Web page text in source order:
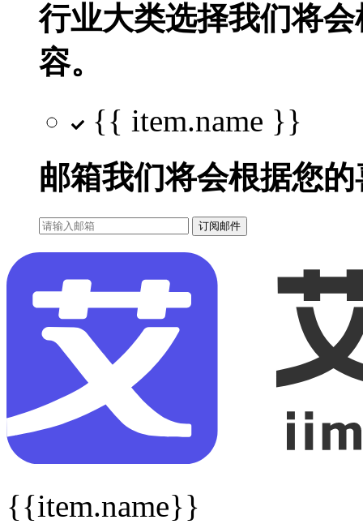
行业大类选择我们将
容。
{{ item.name }}
邮箱我们将会根据您
订阅邮件
{{item.name}}